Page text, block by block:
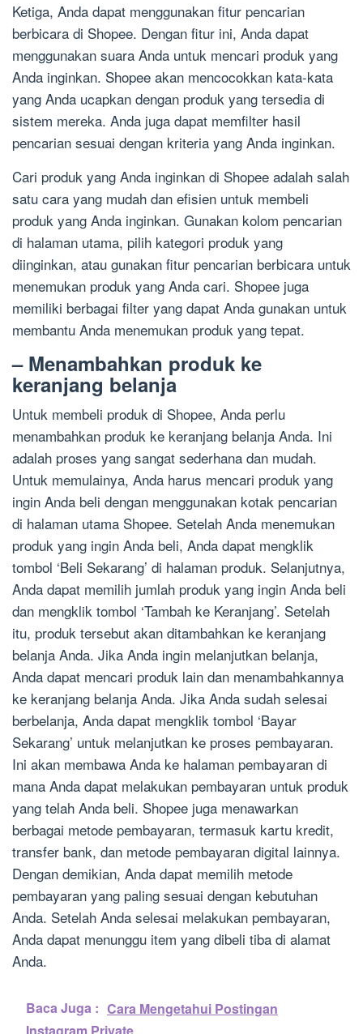
Ketiga, Anda dapat menggunakan fitur pencarian
berbicara di Shopee. Dengan fitur ini, Anda dapat
menggunakan suara Anda untuk mencari produk yang
Anda inginkan. Shopee akan mencocokkan kata-kata
yang Anda ucapkan dengan produk yang tersedia di
sistem mereka. Anda juga dapat memfilter hasil
pencarian sesuai dengan kriteria yang Anda inginkan.
Cari produk yang Anda inginkan di Shopee adalah salah
satu cara yang mudah dan efisien untuk membeli
produk yang Anda inginkan. Gunakan kolom pencarian
di halaman utama, pilih kategori produk yang
diinginkan, atau gunakan fitur pencarian berbicara untuk
menemukan produk yang Anda cari. Shopee juga
memiliki berbagai filter yang dapat Anda gunakan untuk
membantu Anda menemukan produk yang tepat.
– Menambahkan produk ke
keranjang belanja
Untuk membeli produk di Shopee, Anda perlu
menambahkan produk ke keranjang belanja Anda. Ini
adalah proses yang sangat sederhana dan mudah.
Untuk memulainya, Anda harus mencari produk yang
ingin Anda beli dengan menggunakan kotak pencarian
di halaman utama Shopee. Setelah Anda menemukan
produk yang ingin Anda beli, Anda dapat mengklik
tombol ‘Beli Sekarang’ di halaman produk. Selanjutnya,
Anda dapat memilih jumlah produk yang ingin Anda beli
dan mengklik tombol ‘Tambah ke Keranjang’. Setelah
itu, produk tersebut akan ditambahkan ke keranjang
belanja Anda. Jika Anda ingin melanjutkan belanja,
Anda dapat mencari produk lain dan menambahkannya
ke keranjang belanja Anda. Jika Anda sudah selesai
berbelanja, Anda dapat mengklik tombol ‘Bayar
Sekarang’ untuk melanjutkan ke proses pembayaran.
Ini akan membawa Anda ke halaman pembayaran di
mana Anda dapat melakukan pembayaran untuk produk
yang telah Anda beli. Shopee juga menawarkan
berbagai metode pembayaran, termasuk kartu kredit,
transfer bank, dan metode pembayaran digital lainnya.
Dengan demikian, Anda dapat memilih metode
pembayaran yang paling sesuai dengan kebutuhan
Anda. Setelah Anda selesai melakukan pembayaran,
Anda dapat menunggu item yang dibeli tiba di alamat
Anda.
Baca Juga : Cara Mengetahui Postingan